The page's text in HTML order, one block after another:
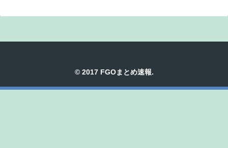
© 2017 FGOまとめ速報.